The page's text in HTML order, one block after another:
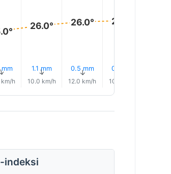
h
26.0°
1.1 mm
↑
10.0 km/h
26.0°
0.5 mm
↑
12.0 km/h
26.0°
0.3 mm
10.0 km/h
-indeksi